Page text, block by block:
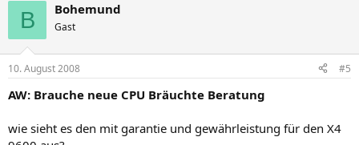
B Bohemund
Gast
10. August 2008 #5
AW: Brauche neue CPU Bräuchte Beratung
wie sieht es den mit garantie und gewährleistung für den X4